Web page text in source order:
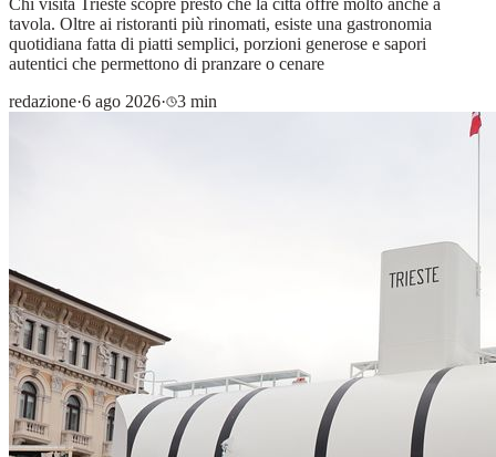
Chi visita Trieste scopre presto che la città offre molto anche a
tavola. Oltre ai ristoranti più rinomati, esiste una gastronomia
quotidiana fatta di piatti semplici, porzioni generose e sapori
autentici che permettono di pranzare o cenare
redazione·6 ago 2026· 3 min